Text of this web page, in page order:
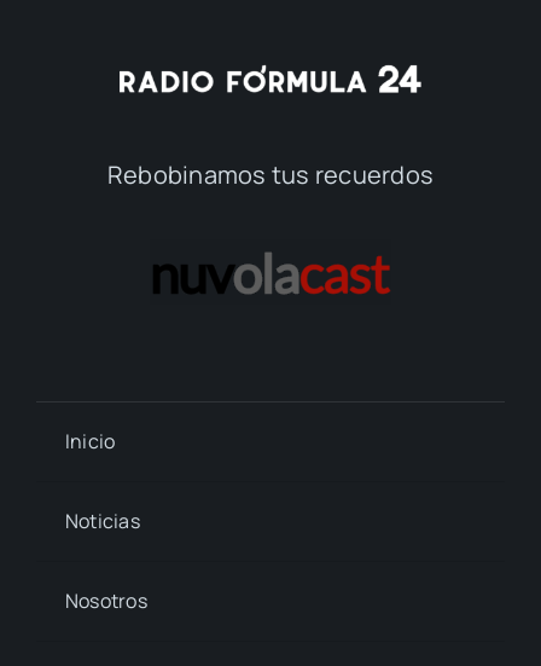
Rebobinamos tus recuerdos
Inicio
Noticias
Nosotros